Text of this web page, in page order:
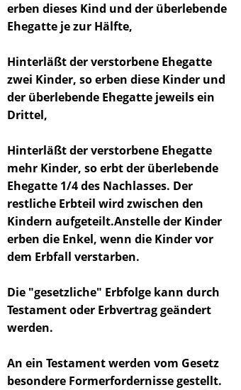
erben dieses Kind und der überlebende
Ehegatte je zur Hälfte,
Hinterläßt der verstorbene Ehegatte
zwei Kinder, so erben diese Kinder und
der überlebende Ehegatte jeweils ein
Drittel,
Hinterläßt der verstorbene Ehegatte
mehr Kinder, so erbt der überlebende
Ehegatte 1/4 des Nachlasses. Der
restliche Erbteil wird zwischen den
Kindern aufgeteilt.Anstelle der Kinder
erben die Enkel, wenn die Kinder vor
dem Erbfall verstarben.
Die "gesetzliche" Erbfolge kann durch
Testament oder Erbvertrag geändert
werden.
An ein Testament werden vom Gesetz
besondere Formerfordernisse gestellt.